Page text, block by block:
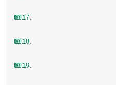
17.
18.
19.